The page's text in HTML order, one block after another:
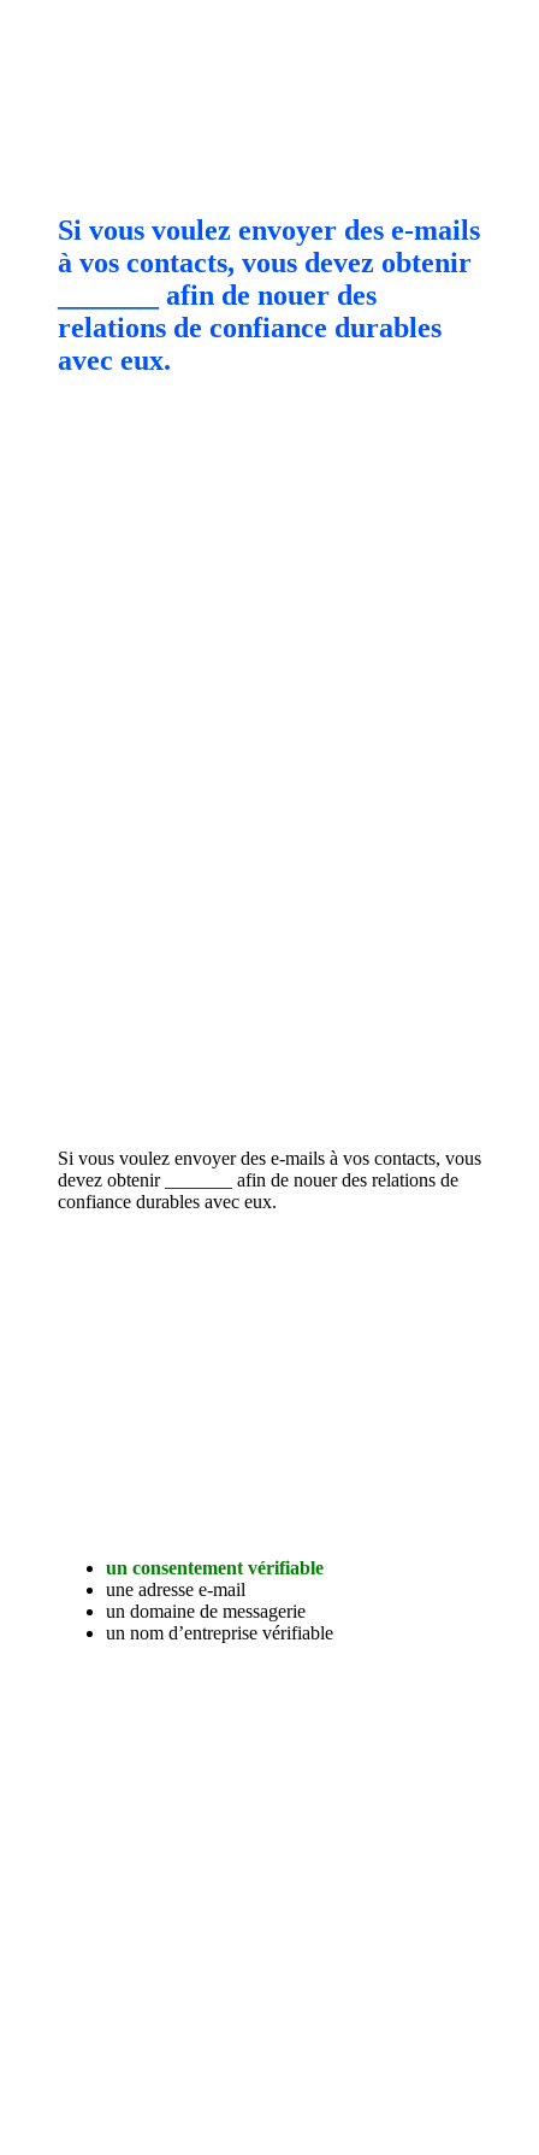
Si vous voulez envoyer des e-mails
à vos contacts, vous devez obtenir
_______ afin de nouer des
relations de confiance durables
avec eux.
Si vous voulez envoyer des e-mails à vos contacts, vous
devez obtenir _______ afin de nouer des relations de
confiance durables avec eux.
un consentement vérifiable
une adresse e-mail
un domaine de messagerie
un nom d’entreprise vérifiable